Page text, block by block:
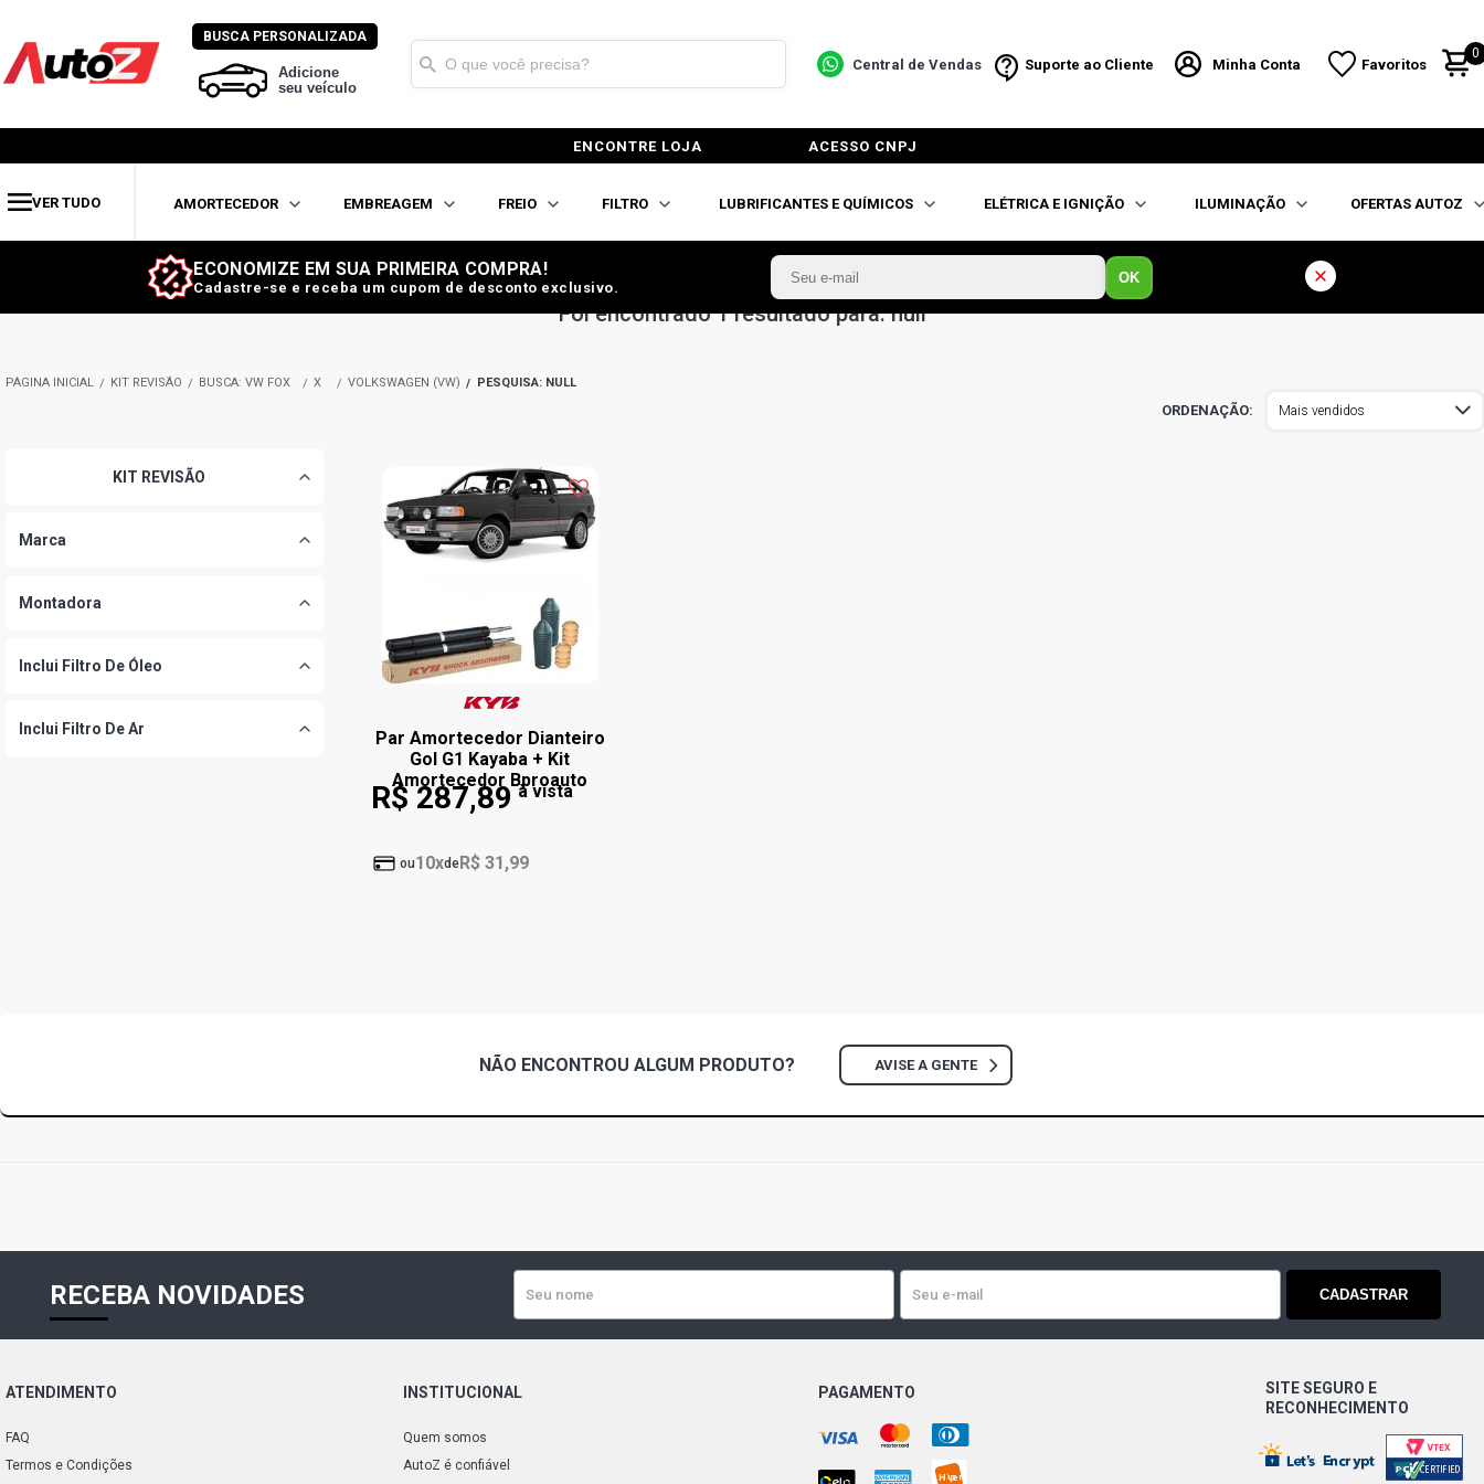
BUSCA PERSONALIZADA
Adicione
seu veículo
Central de Vendas Suporte ao Cliente Minha Conta Favoritos
0
ENCONTRE LOJA ACESSO CNPJ
VER TUDO AMORTECEDOR EMBREAGEM FREIO FILTRO LUBRIFICANTES E QUÍMICOS ELÉTRICA E IGNIÇÃO ILUMINAÇÃO OFERTAS AUTOZ
ECONOMIZE EM SUA PRIMEIRA COMPRA!
Cadastre-se e receba um cupom de desconto exclusivo.
OK
Foi encontrado 1 resultado para: null
KIT REVISÃO BUSCA: VW FOX X VOLKSWAGEN (VW) PESQUISA: NULL
KIT REVISÃO
Marca
Montadora
Inclui Filtro De Óleo
Inclui Filtro De Ar
Mais vendidos
Par Amortecedor Dianteiro
Gol G1 Kayaba + Kit
Amortecedor Bproauto
R$ 287,89 à vista
ou10xdeR$ 31,99
NÃO ENCONTROU ALGUM PRODUTO? AVISE A GENTE
RECEBA NOVIDADES CADASTRAR
ATENDIMENTO
FAQ
Termos e Condições
INSTITUCIONAL
Quem somos
AutoZ é confiável
PAGAMENTO
SITE SEGURO E
RECONHECIMENTO